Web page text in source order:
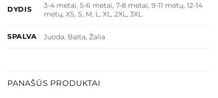
DYDIS
3-4 metai, 5-6 metai, 7-8 metai, 9-11 metų, 12-14
metų, XS, S, M, L, XL, 2XL, 3XL
SPALVA Juoda, Balta, Žalia
PANAŠŪS PRODUKTAI